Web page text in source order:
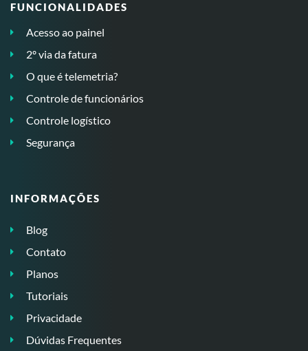
FUNCIONALIDADES
Acesso ao painel
2º via da fatura
O que é telemetria?
Controle de funcionários
Controle logístico
Segurança
INFORMAÇÕES
Blog
Contato
Planos
Tutoriais
Privacidade
Dúvidas Frequentes